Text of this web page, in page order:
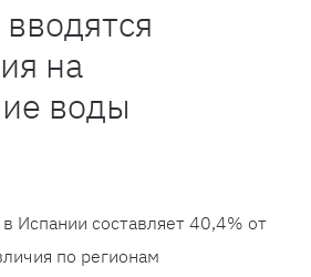
на
воды
Испании составляет 40,4% от
по регионам